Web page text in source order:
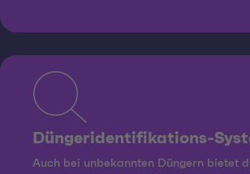
Düngeridentifikations-
Auch bei unbekannten Düngern bietet